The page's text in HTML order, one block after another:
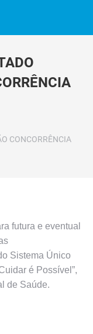
CONCORRÊNCIA
futura e eventual
Sistema Único
é Possível”,
de Saúde.